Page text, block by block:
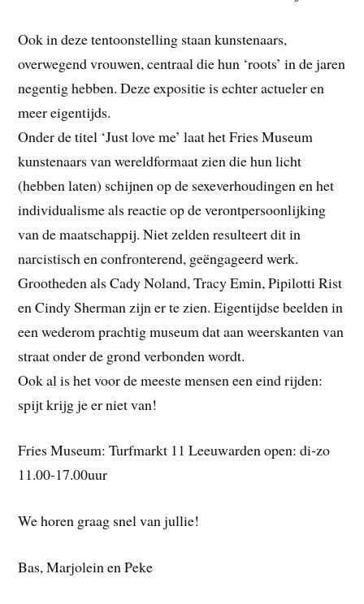
Ook in deze tentoonstelling staan kunstenaars,
overwegend vrouwen, centraal die hun ‘roots’ in de jaren
negentig hebben. Deze expositie is echter actueler en
meer eigentijds.
Onder de titel ‘Just love me’ laat het Fries Museum
kunstenaars van wereldformaat zien die hun licht
(hebben laten) schijnen op de sexeverhoudingen en het
individualisme als reactie op de verontpersoonlijking
van de maatschappij. Niet zelden resulteert dit in
narcistisch en confronterend, geëngageerd werk.
Grootheden als Cady Noland, Tracy Emin, Pipilotti Rist
en Cindy Sherman zijn er te zien. Eigentijdse beelden in
een wederom prachtig museum dat aan weerskanten van
straat onder de grond verbonden wordt.
Ook al is het voor de meeste mensen een eind rijden:
spijt krijg je er niet van!
Fries Museum: Turfmarkt 11 Leeuwarden open: di-zo
11.00-17.00uur
We horen graag snel van jullie!
Bas, Marjolein en Peke